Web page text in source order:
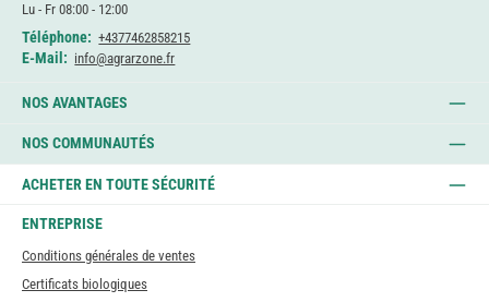
Lu - Fr 08:00 - 12:00
Téléphone: +4377462858215
E-Mail: info@agrarzone.fr
NOS AVANTAGES
NOS COMMUNAUTÉS
ACHETER EN TOUTE SÉCURITÉ
ENTREPRISE
Conditions générales de ventes
Certificats biologiques